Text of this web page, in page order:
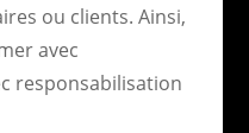
ou clients. Ainsi,
avec
responsabilisation